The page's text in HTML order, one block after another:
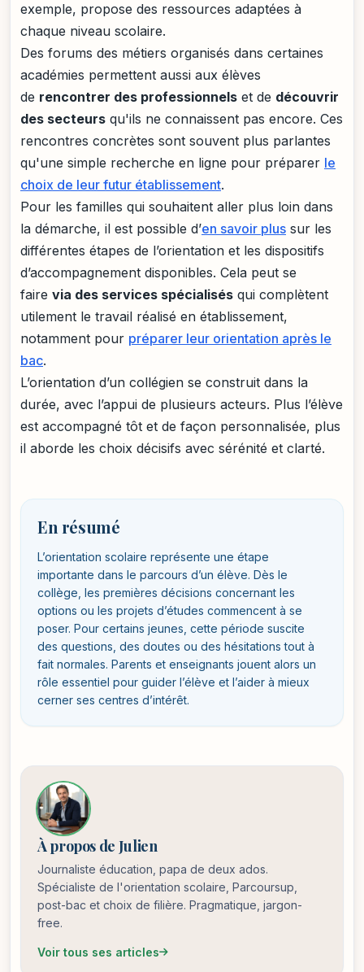
exemple, propose des ressources adaptées à
chaque niveau scolaire.
Des forums des métiers organisés dans certaines
académies permettent aussi aux élèves
de rencontrer des professionnels et de découvrir
des secteurs qu'ils ne connaissent pas encore. Ces
rencontres concrètes sont souvent plus parlantes
qu'une simple recherche en ligne pour préparer le
choix de leur futur établissement.
Pour les familles qui souhaitent aller plus loin dans
la démarche, il est possible d’en savoir plus sur les
différentes étapes de l’orientation et les dispositifs
d’accompagnement disponibles. Cela peut se
faire via des services spécialisés qui complètent
utilement le travail réalisé en établissement,
notamment pour préparer leur orientation après le
bac.
L’orientation d’un collégien se construit dans la
durée, avec l’appui de plusieurs acteurs. Plus l’élève
est accompagné tôt et de façon personnalisée, plus
il aborde les choix décisifs avec sérénité et clarté.
En résumé
L’orientation scolaire représente une étape
importante dans le parcours d’un élève. Dès le
collège, les premières décisions concernant les
options ou les projets d’études commencent à se
poser. Pour certains jeunes, cette période suscite
des questions, des doutes ou des hésitations tout à
fait normales. Parents et enseignants jouent alors un
rôle essentiel pour guider l’élève et l’aider à mieux
cerner ses centres d’intérêt.
À propos de Julien
Journaliste éducation, papa de deux ados.
Spécialiste de l'orientation scolaire, Parcoursup,
post-bac et choix de filière. Pragmatique, jargon-
free.
Voir tous ses articles